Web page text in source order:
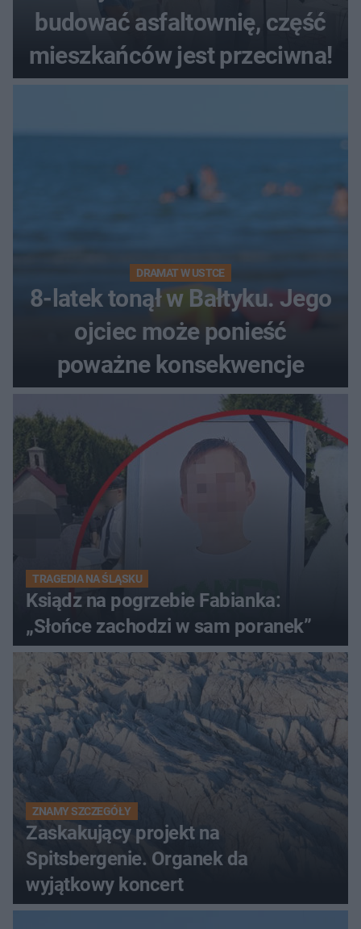
budować asfaltownię, część
mieszkańców jest przeciwna!
DRAMAT W USTCE
8-latek tonął w Bałtyku. Jego
ojciec może ponieść
poważne konsekwencje
TRAGEDIA NA ŚLĄSKU
Ksiądz na pogrzebie Fabianka:
„Słońce zachodzi w sam poranek”
ZNAMY SZCZEGÓŁY
Zaskakujący projekt na
Spitsbergenie. Organek da
wyjątkowy koncert